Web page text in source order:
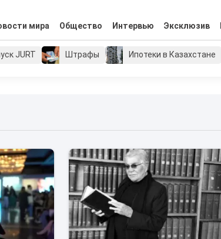
мира Общество Интервью Эксклюзив
JURT Штрафы Ипотеки в Казахстане